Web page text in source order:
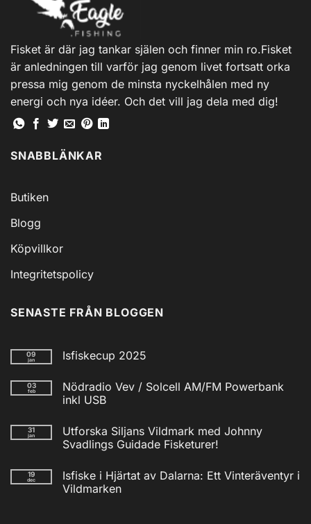
Fisket är där jag tankar själen och finner min ro.Fisket
är anledningen till varför jag genom livet fortsatt orka
pressa mig genom de minsta nyckelhålen med ny
energi och nya idéer. Och det vill jag dela med dig!
SNABBLÄNKAR
Butiken
Blogg
Köpvillkor
Integritetspolicy
SENASTE FRÅN BLOGGEN
09
jan Isfiskecup 2025
till
Isfiskecup
2025
03
feb
Nödradio Vev / Solcell AM/FM Powerbank
inkl USB
till
Nödradio
Vev
AM/FM
Powerbank
inkl
31
jan
Utforska Siljans Vildmark med Johnny
Svadlings Guidade Fisketurer!
till
Utforska
Siljans
19
dec
Isfiske i Hjärtat av Dalarna: Ett Vinteräventyr i
Vildmarken